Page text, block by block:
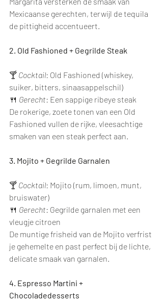
Mexicaanse gerechten, terwijl de tequila
de pittigheid accentueert.
2. Old Fashioned + Gegrilde Steak
🍸 Cocktail: Old Fashioned (whiskey,
suiker, bitters, sinaasappelschil)
🍴 Gerecht: Een sappige ribeye steak
De rokerige, zoete tonen van een Old
Fashioned vullen de rijke, vleesachtige
smaken van een steak perfect aan.
3. Mojito + Gegrilde Garnalen
🍸 Cocktail: Mojito (rum, limoen, munt,
bruiswater)
🍴 Gerecht: Gegrilde garnalen met een
vleugje citroen
De muntige frisheid van de Mojito verfrist
je gehemelte en past perfect bij de lichte,
delicate smaak van garnalen.
4. Espresso Martini +
Chocoladedesserts